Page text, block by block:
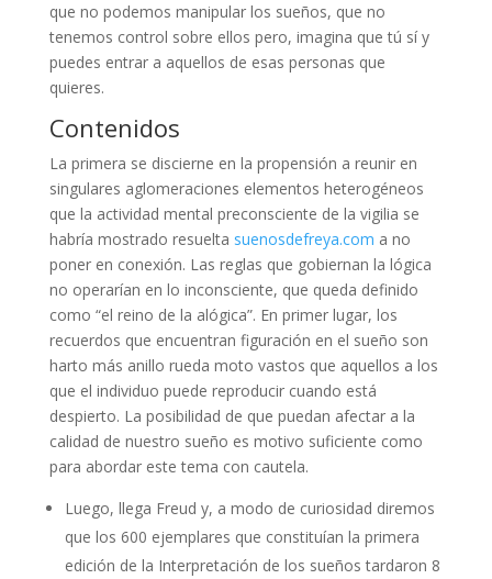
que no podemos manipular los sueños, que no
tenemos control sobre ellos pero, imagina que tú sí y
puedes entrar a aquellos de esas personas que
quieres.
Contenidos
La primera se discierne en la propensión a reunir en
singulares aglomeraciones elementos heterogéneos
que la actividad mental preconsciente de la vigilia se
habría mostrado resuelta suenosdefreya.com a no
poner en conexión. Las reglas que gobiernan la lógica
no operarían en lo inconsciente, que queda definido
como “el reino de la alógica”. En primer lugar, los
recuerdos que encuentran figuración en el sueño son
harto más anillo rueda moto vastos que aquellos a los
que el individuo puede reproducir cuando está
despierto. La posibilidad de que puedan afectar a la
calidad de nuestro sueño es motivo suficiente como
para abordar este tema con cautela.
Luego, llega Freud y, a modo de curiosidad diremos
que los 600 ejemplares que constituían la primera
edición de la Interpretación de los sueños tardaron 8